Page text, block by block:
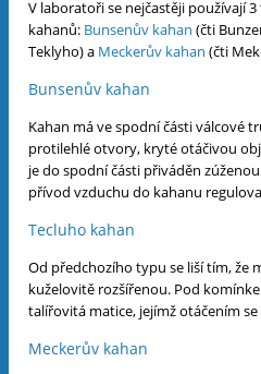
V laboratoři se nejčastěji používají
kahanů: Bunsenův kahan (čti
Teklyho) a Meckerův kahan (čti
Bunsenův kahan
Kahan má ve spodní části válcové
protilehlé otvory, kryté otáčivou
je do spodní části přiváděn
přívod vzduchu do kahanu
Tecluho kahan
Od předchozího typu se liší tím, že
kuželovitě rozšířenou. Pod
talířovitá matice, jejímž otáčením
Meckerův kahan